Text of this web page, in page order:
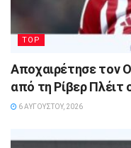
TOP
Αποχαιρέτησε τον
από τη Ρίβερ Πλέιτ
6 ΑΥΓΟΎΣΤΟΥ, 2026